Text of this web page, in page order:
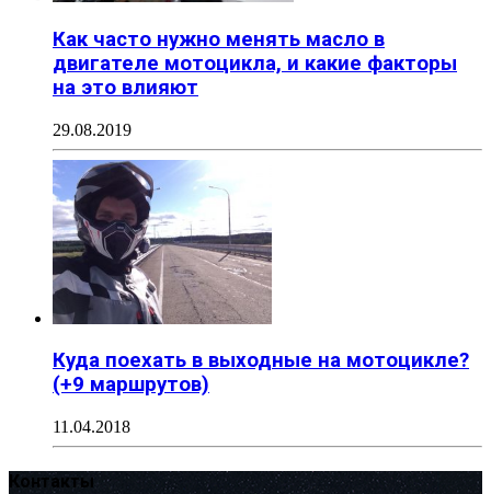
Как часто нужно менять масло в
двигателе мотоцикла, и какие факторы
на это влияют
29.08.2019
Куда поехать в выходные на мотоцикле?
(+9 маршрутов)
11.04.2018
Контакты